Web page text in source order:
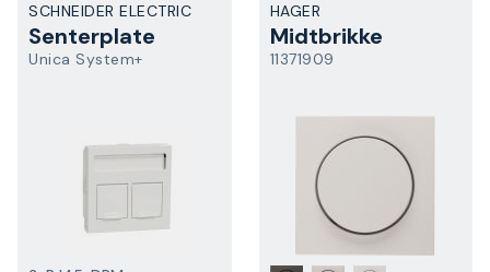
SCHNEIDER ELECTRIC
Senterplate
Unica System+
HAGER
Midtbrikke
11371909